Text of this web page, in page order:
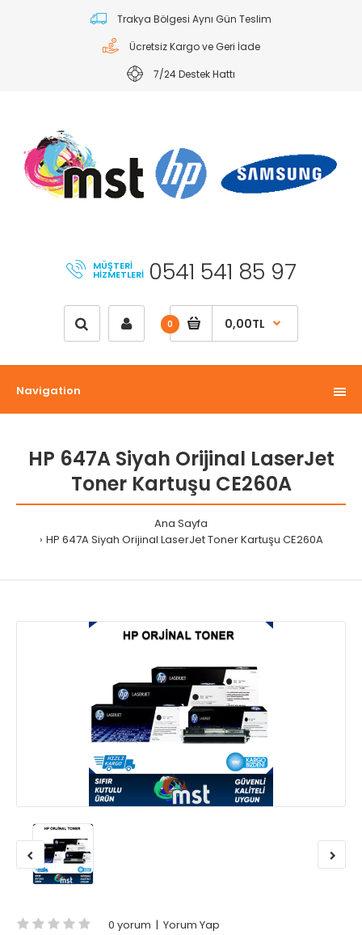
Trakya Bölgesi Aynı Gün Teslim
Ücretsiz Kargo ve Geri İade
7/24 Destek Hattı
MÜŞTERI
HIZMETLERI 0541 541 85 97
0 0,00TL
Navigation
HP 647A Siyah Orijinal LaserJet
Toner Kartuşu CE260A
Ana Sayfa
HP 647A Siyah Orijinal LaserJet Toner Kartuşu CE260A
0 yorum | Yorum Yap